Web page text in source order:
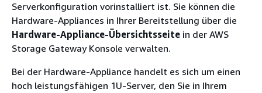
Serverkonfiguration vorinstalliert ist. Sie können die
Hardware-Appliances in Ihrer Bereitstellung über die
Hardware-Appliance-Übersichtsseite in der AWS
Storage Gateway Konsole verwalten.
Bei der Hardware-Appliance handelt es sich um einen
hoch leistungsfähigen 1U-Server, den Sie in Ihrem